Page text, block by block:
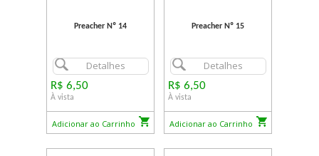
Preacher Nº 14
Detalhes
R$ 6,50
À vista
Adicionar ao Carrinho
Preacher Nº 15
Detalhes
R$ 6,50
À vista
Adicionar ao Carrinho